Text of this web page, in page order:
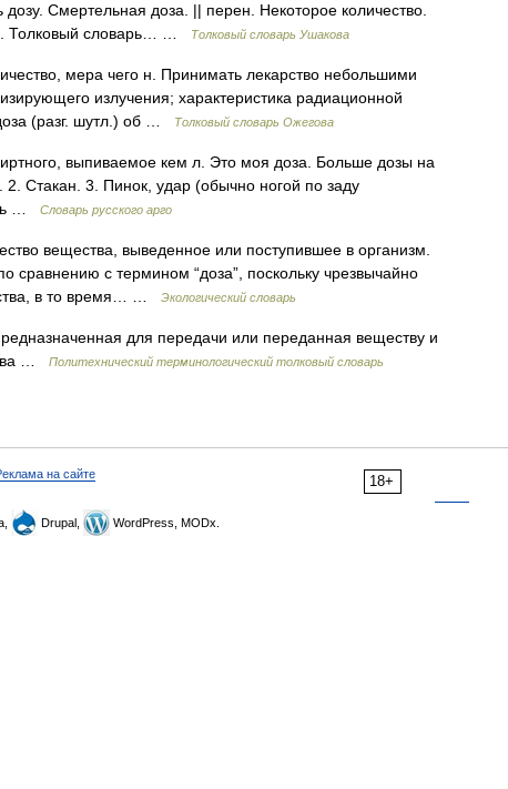
Смертельная доза. || перен. Некоторое количество.
Толковый словарь… …
Толковый словарь Ушакова
мера чего н. Принимать лекарство небольшими
излучения; характеристика радиационной
(разг. шутл.) об …
Толковый словарь Ожегова
выпиваемое кем л. Это моя доза. Больше дозы на
Стакан. 3. Пинок, удар (обычно ногой по заду
…
Словарь русского арго
вещества, выведенное или поступившее в организм.
сравнению с термином “доза”, поскольку чрезвычайно
в то время… …
Экологический словарь
для передачи или переданная веществу и
…
Политехнический терминологический толковый словарь
18+
на сайте
Drupal, WordPress, MODx.